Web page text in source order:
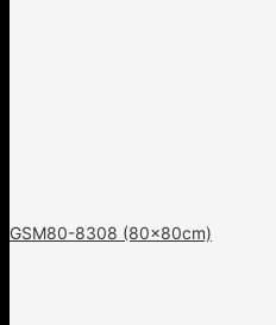
GSM80-8308 (80x80cm)